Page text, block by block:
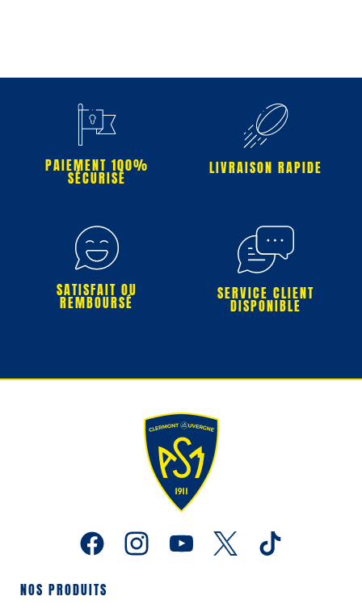
PAIEMENT 100%
SÉCURISÉ
LIVRAISON RAPIDE
SATISFAIT OU
REMBOURSÉ SERVICE CLIENT
DISPONIBLE
NOS PRODUITS